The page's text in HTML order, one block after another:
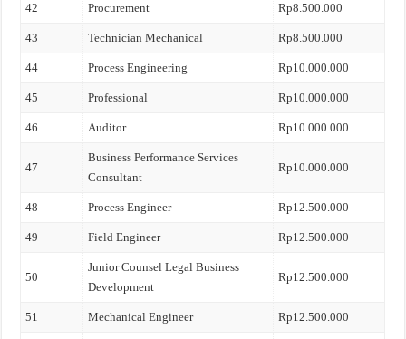
42 Procurement Rp8.500.000
43 Technician Mechanical Rp8.500.000
44 Process Engineering Rp10.000.000
45 Professional Rp10.000.000
46 Auditor Rp10.000.000
47
Business Performance Services
Consultant
Rp10.000.000
48 Process Engineer Rp12.500.000
49 Field Engineer Rp12.500.000
50
Junior Counsel Legal Business
Development
Rp12.500.000
51 Mechanical Engineer Rp12.500.000